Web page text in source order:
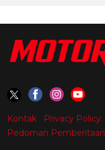
Kontak Privacy Policy
Pedoman Pemberitaan